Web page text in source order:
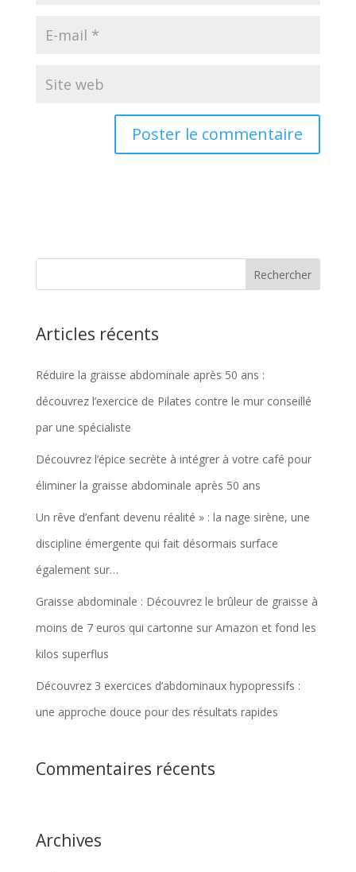
Articles récents
Réduire la graisse abdominale après 50 ans :
découvrez l’exercice de Pilates contre le mur conseillé
par une spécialiste
Découvrez l’épice secrète à intégrer à votre café pour
éliminer la graisse abdominale après 50 ans
Un rêve d’enfant devenu réalité » : la nage sirène, une
discipline émergente qui fait désormais surface
également sur…
Graisse abdominale : Découvrez le brûleur de graisse à
moins de 7 euros qui cartonne sur Amazon et fond les
kilos superflus
Découvrez 3 exercices d’abdominaux hypopressifs :
une approche douce pour des résultats rapides
Commentaires récents
Archives